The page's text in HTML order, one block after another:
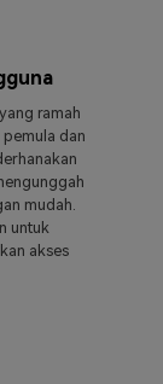
ramah
dan
mudah.
untuk
akses